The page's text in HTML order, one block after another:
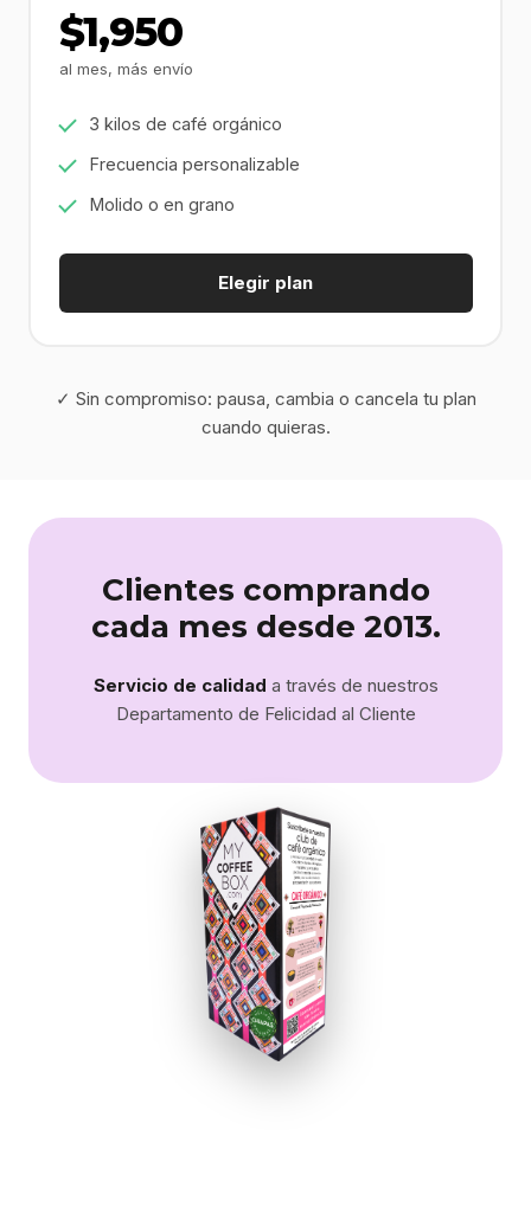
$1,950
al mes, más envío
3 kilos de café orgánico
Frecuencia personalizable
Molido o en grano
Elegir plan
✓ Sin compromiso: pausa, cambia o cancela tu plan
cuando quieras.
Clientes comprando
cada mes desde 2013.
Servicio de calidad a través de nuestros
Departamento de Felicidad al Cliente